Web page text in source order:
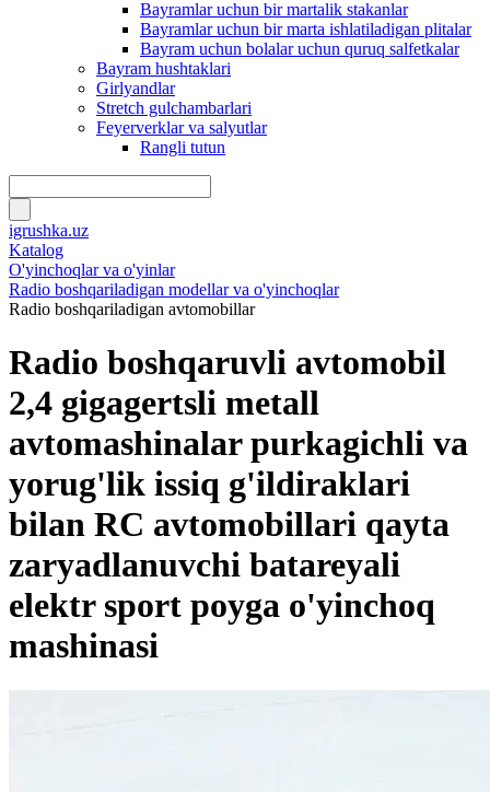
Bayramlar uchun bir martalik stakanlar
Bayramlar uchun bir marta ishlatiladigan plitalar
Bayram uchun bolalar uchun quruq salfetkalar
Bayram hushtaklari
Girlyandlar
Stretch gulchambarlari
Feyerverklar va salyutlar
Rangli tutun
igrushka.uz
Katalog
O'yinchoqlar va o'yinlar
Radio boshqariladigan modellar va o'yinchoqlar
Radio boshqariladigan avtomobillar
Radio boshqaruvli avtomobil
2,4 gigagertsli metall
avtomashinalar purkagichli va
yorug'lik issiq g'ildiraklari
bilan RC avtomobillari qayta
zaryadlanuvchi batareyali
elektr sport poyga o'yinchoq
mashinasi